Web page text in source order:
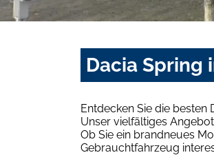
Dacia Spring
Entdecken Sie die
Unser vielfältiges
Ob Sie ein brandneues
Gebrauchtfahrzeug